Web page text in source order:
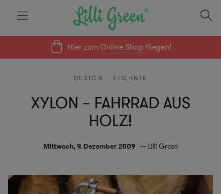
Hier zumOnline Shop fliegen!
DESIGN TECHNIK
XYLON – FAHRRAD AUS
HOLZ!
Mittwoch, 9. Dezember 2009 Lilli Green